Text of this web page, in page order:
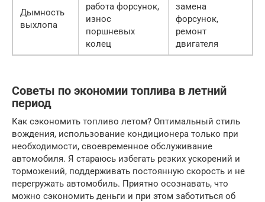
Дымность
выхлопа
работа форсунок,
износ
поршневых
колец
замена
форсунок,
ремонт
двигателя
Советы по экономии топлива в летний
период
Как сэкономить топливо летом? Оптимальный стиль
вождения, использование кондиционера только при
необходимости, своевременное обслуживание
автомобиля. Я стараюсь избегать резких ускорений и
торможений, поддерживать постоянную скорость и не
перегружать автомобиль. Приятно осознавать, что
можно сэкономить деньги и при этом заботиться об